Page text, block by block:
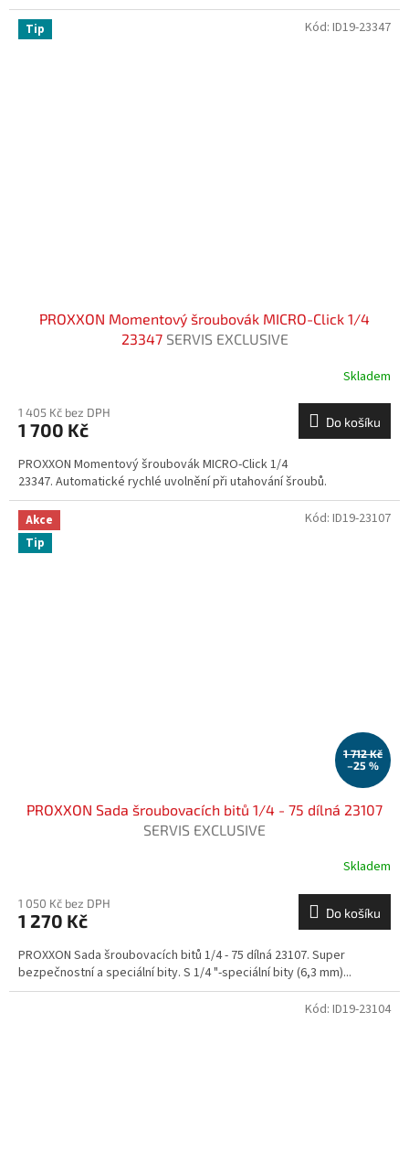
Tip
PROXXON Momentový šroubovák MICRO-Click 1/4
23347 SERVIS EXCLUSIVE
Skladem
1 405 Kč bez DPH
1 700 Kč Do košíku
PROXXON Momentový šroubovák MICRO-Click 1/4
23347. Automatické rychlé uvolnění při utahování šroubů.
Kód: ID19-23347
Akce
Tip
1 712 Kč
–25 %
PROXXON Sada šroubovacích bitů 1/4 - 75 dílná 23107
SERVIS EXCLUSIVE
Skladem
1 050 Kč bez DPH
1 270 Kč Do košíku
PROXXON Sada šroubovacích bitů 1/4 - 75 dílná 23107. Super
bezpečnostní a speciální bity. S 1/4 "-speciální bity (6,3 mm)...
Kód: ID19-23107
Kód: ID19-23104